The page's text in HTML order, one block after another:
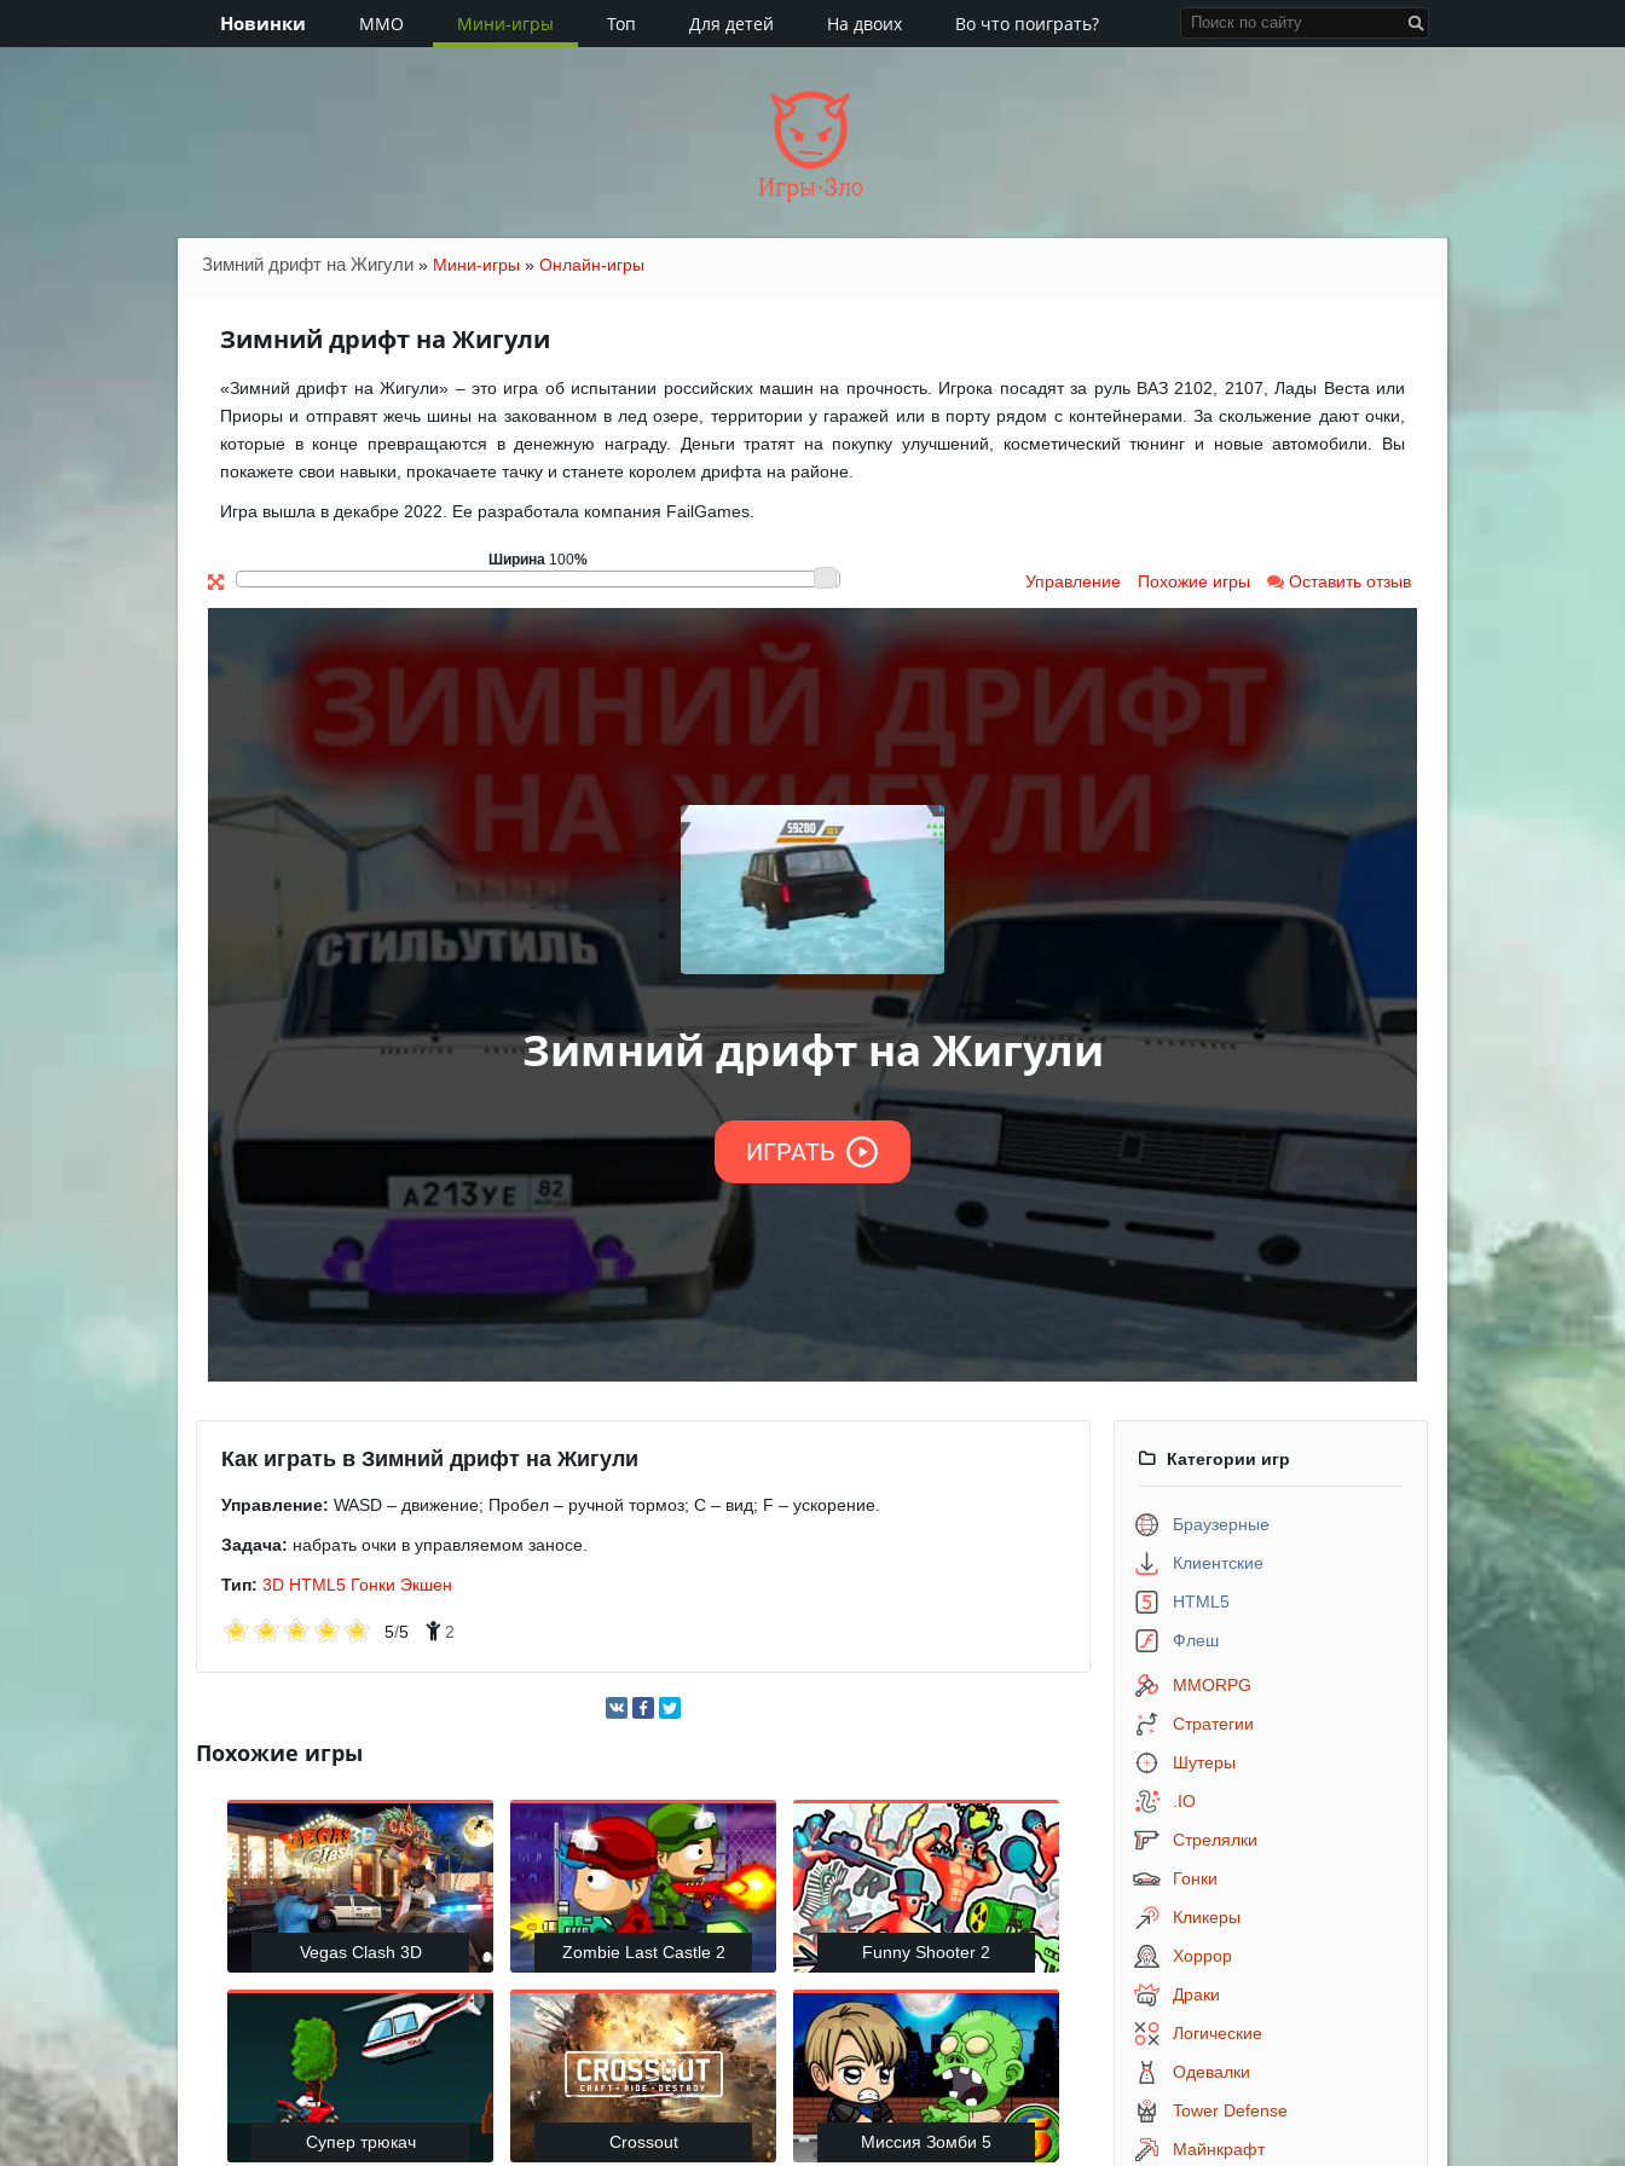
Новинки MMO Мини-игры Топ Для детей На двоих Во что поиграть?
Игры·Зло
Зимний дрифт на Жигули » Мини-игры » Онлайн-игры
Зимний дрифт на Жигули
«Зимний дрифт на Жигули» – это игра об испытании российских машин на прочность. Игрока посадят за руль ВАЗ 2102, 2107, Лады Веста или
Приоры и отправят жечь шины на закованном в лед озере, территории у гаражей или в порту рядом с контейнерами. За скольжение дают очки,
которые в конце превращаются в денежную награду. Деньги тратят на покупку улучшений, косметический тюнинг и новые автомобили. Вы
покажете свои навыки, прокачаете тачку и станете королем дрифта на районе.
Игра вышла в декабре 2022. Ее разработала компания FailGames.
Ширина 100%
Управление Похожие игры Оставить отзыв
Как играть в Зимний дрифт на Жигули
Управление: WASD – движение; Пробел – ручной тормоз; C – вид; F – ускорение.
Задача: набрать очки в управляемом заносе.
Тип: 3D HTML5 Гонки Экшен
5/5 2
Похожие игры
Vegas Clash 3D Zombie Last Castle 2 Funny Shooter 2
Супер трюкач Crossout Миссия Зомби 5
Категории игр
Браузерные
Клиентские
HTML5
Флеш
MMORPG
Стратегии
Шутеры
.IO
Стрелялки
Гонки
Кликеры
Хоррор
Драки
Логические
Одевалки
Tower Defense
Майнкрафт